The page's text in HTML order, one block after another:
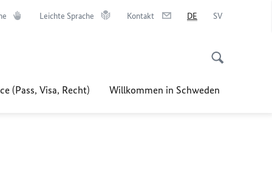
Leichte Sprache Kontakt DE SV
(Pass, Visa, Recht) Willkommen in Schweden